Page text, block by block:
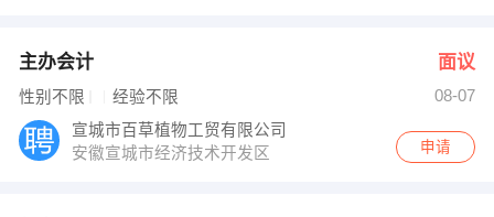
主办会计 面议
性别不限 经验不限
08-07
宣城市百草植物工贸有限公司
安徽宣城市经济技术开发区
申请